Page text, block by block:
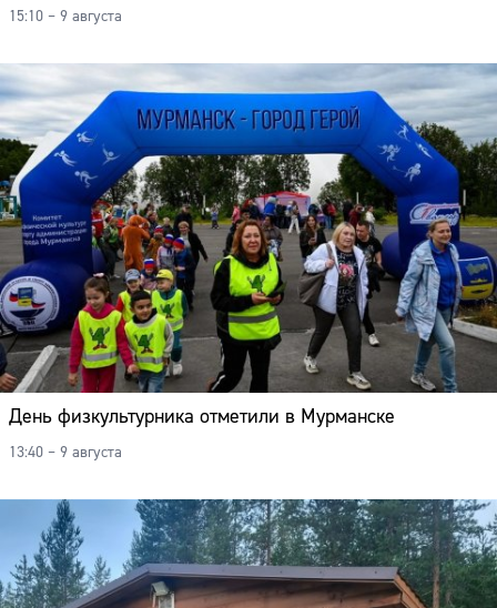
15:10 – 9 августа
День физкультурника отметили в Мурманске
13:40 – 9 августа